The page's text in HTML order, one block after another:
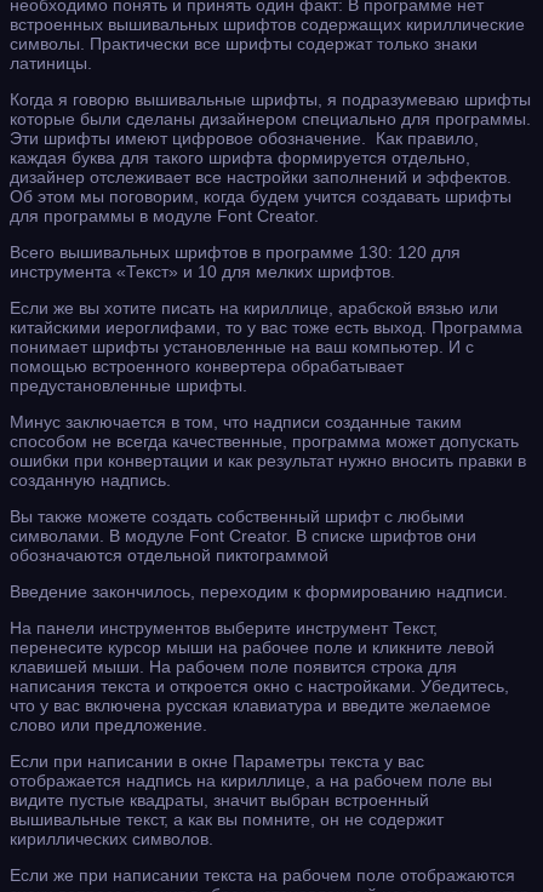
необходимо понять и принять один факт: В программе нет
встроенных вышивальных шрифтов содержащих кириллические
символы. Практически все шрифты содержат только знаки
латиницы.
Когда я говорю вышивальные шрифты, я подразумеваю шрифты
которые были сделаны дизайнером специально для программы.
Эти шрифты имеют цифровое обозначение. Как правило,
каждая буква для такого шрифта формируется отдельно,
дизайнер отслеживает все настройки заполнений и эффектов.
Об этом мы поговорим, когда будем учится создавать шрифты
для программы в модуле Font Creator.
Всего вышивальных шрифтов в программе 130: 120 для
инструмента «Текст» и 10 для мелких шрифтов.
Если же вы хотите писать на кириллице, арабской вязью или
китайскими иероглифами, то у вас тоже есть выход. Программа
понимает шрифты установленные на ваш компьютер. И с
помощью встроенного конвертера обрабатывает
предустановленные шрифты.
Минус заключается в том, что надписи созданные таким
способом не всегда качественные, программа может допускать
ошибки при конвертации и как результат нужно вносить правки в
созданную надпись.
Вы также можете создать собственный шрифт с любыми
символами. В модуле Font Creator. В списке шрифтов они
обозначаются отдельной пиктограммой
Введение закончилось, переходим к формированию надписи.
На панели инструментов выберите инструмент Текст,
перенесите курсор мыши на рабочее поле и кликните левой
клавишей мыши. На рабочем поле появится строка для
написания текста и откроется окно с настройками. Убедитесь,
что у вас включена русская клавиатура и введите желаемое
слово или предложение.
Если при написании в окне Параметры текста у вас
отображается надпись на кириллице, а на рабочем поле вы
видите пустые квадраты, значит выбран встроенный
вышивальные текст, а как вы помните, он не содержит
кириллических символов.
Если же при написании текста на рабочем поле отображаются